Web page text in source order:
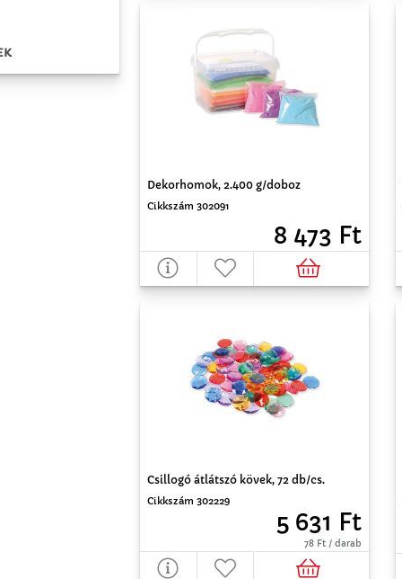
Dekorhomok, 2.400 g/doboz
Cikkszám 302091
8 473 Ft
Csillogó átlátszó kövek, 72 db/cs.
Cikkszám 302229
5 631 Ft
78 Ft / darab